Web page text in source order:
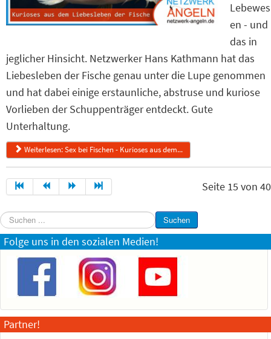
Lebewes
en - und
das in
jeglicher Hinsicht. Netzwerker Hans Kathmann hat das
Liebesleben der Fische genau unter die Lupe genommen
und hat dabei einige erstaunliche, abstruse und kuriose
Vorlieben der Schuppenträger entdeckt. Gute
Unterhaltung.
Weiterlesen: Sex bei Fischen - Kurioses aus dem...
Seite 15 von 40
Suchen
...
Suchen
Folge uns in den sozialen Medien!
Partner!